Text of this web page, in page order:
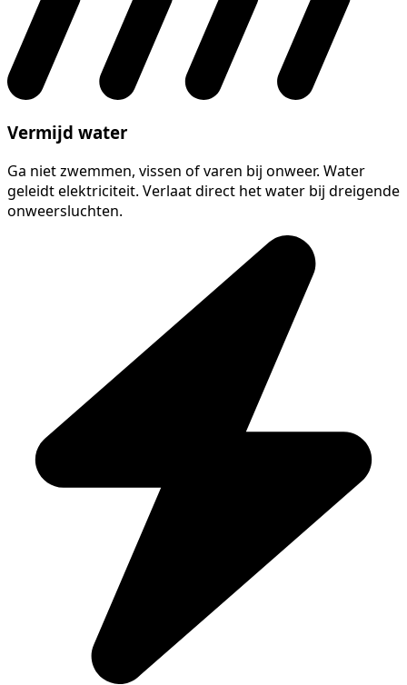
Vermijd water
Ga niet zwemmen, vissen of varen bij onweer. Water
geleidt elektriciteit. Verlaat direct het water bij dreigende
onweersluchten.